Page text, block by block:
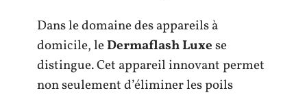
Dans le domaine des appareils à
domicile, leDermaflash Luxese
distingue. Cet appareil innovant permet
non seulement d’éliminer les poils